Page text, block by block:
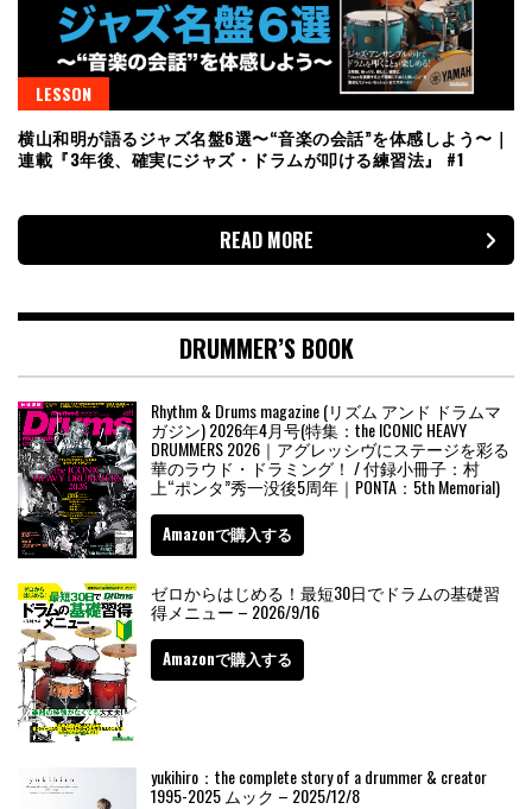
LESSON
横山和明が語るジャズ名盤6選〜“音楽の会話”を体感しよう〜｜
連載『3年後、確実にジャズ・ドラムが叩ける練習法』 #1
READ MORE
DRUMMER’S BOOK
Rhythm & Drums magazine (リズム アンド ドラムマ
ガジン) 2026年4月号(特集：the ICONIC HEAVY
DRUMMERS 2026｜アグレッシヴにステージを彩る
華のラウド・ドラミング！ / 付録小冊子：村
上“ポンタ”秀一没後5周年｜PONTA：5th Memorial)
Amazonで購入する
ゼロからはじめる！最短30日でドラムの基礎習
得メニュー – 2026/9/16
Amazonで購入する
yukihiro：the complete story of a drummer & creator
1995-2025 ムック – 2025/12/8